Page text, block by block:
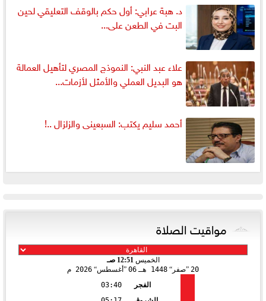
د. هبة عرابي: أول حكم بالوقف التعليقي لحين
البت في الطعن على...
علاء عبد النبي: النموذج المصري لتأهيل العمالة
هو البديل العملي والأمثل لأزمات...
أحمد سليم يكتب: السبعينى والزلزال ..!
مواقيت الصلاة
الخميس 12:51 صـ
20
صفر 1448 هـ 06 أغسطس 2026 م
الفجر
03:40